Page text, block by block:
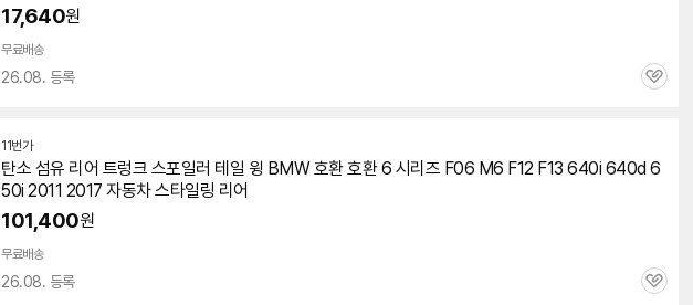
17,640원
무료배송
26.08. 등록
관
11번가
탄소 섬유 리어 트렁크 스포일러 테일 윙 BMW 호환 호환 6 시리즈 F06 M6 F12 F13 640i 640d 6
50i 2011 2017 자동차 스타일링 리어
101,400원
무료배송
26.08. 등록
관